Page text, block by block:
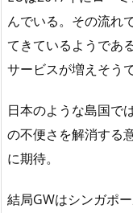
んでいる。その流れ
てきているようであ
サービスが増えそう
日本のような島国で
の不便さを解消する
に期待。
結局GWはシンガポ